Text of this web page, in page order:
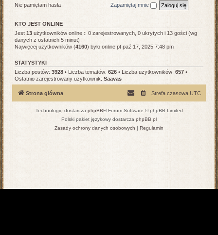
Nie pamiętam hasła Zapamiętaj mnie
KTO JEST ONLINE
Jest 13 użytkowników online :: 0 zarejestrowanych, 0 ukrytych i 13 gości (wg
danych z ostatnich 5 minut)
Najwięcej użytkowników (4160) było online pt paź 17, 2025 7:48 pm
STATYSTYKI
Liczba postów: 3928 • Liczba tematów: 626 • Liczba użytkowników: 657 •
Ostatnio zarejestrowany użytkownik: Saavas
Strona główna Strefa czasowa UTC
Technologię dostarcza phpBB® Forum Software © phpBB Limited
Polski pakiet językowy dostarcza phpBB.pl
Zasady ochrony danych osobowych | Regulamin